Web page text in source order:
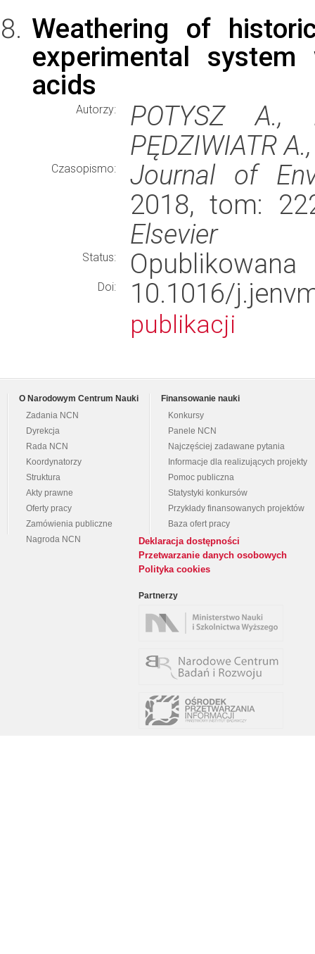
Weathering of
experimental system
acids
Autorzy:
POTYSZ A.,
PĘDZIWIATR
Czasopismo:
Journal of
2018, tom:
Elsevier
Status: Opublikowana
Doi: 10.1016/
publikacji
O Narodowym Centrum Nauki
Zadania NCN
Dyrekcja
Rada NCN
Koordynatorzy
Struktura
Akty prawne
Oferty pracy
Zamówienia publiczne
Nagroda NCN
Finansowanie nauki
Konkursy
Panele NCN
Najczęściej zadawane pytania
Informacje dla realizujących projekty
Pomoc publiczna
Statystyki konkursów
Przykłady finansowanych projektów
Baza ofert pracy
Deklaracja dostępności
Przetwarzanie danych osobowych
Polityka cookies
Partnerzy